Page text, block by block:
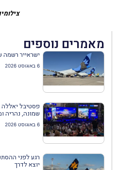
מאמרים נוספים
ישראייר רשמה שיא של 90
6 באוגוסט 2026
פסטיבל יאללה
שמונה, נהריה
6 באוגוסט 2026
רגע לפני
יוצא לדרך